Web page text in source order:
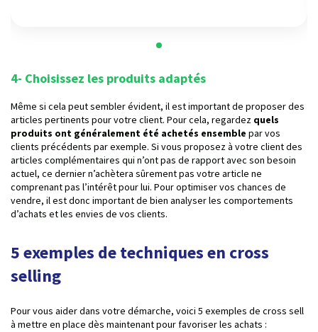
4- Choisissez les produits adaptés
Même si cela peut sembler évident, il est important de proposer des
articles pertinents pour votre client. Pour cela, regardez quels
produits ont généralement été achetés ensemble par vos
clients précédents par exemple. Si vous proposez à votre client des
articles complémentaires qui n’ont pas de rapport avec son besoin
actuel, ce dernier n’achètera sûrement pas votre article ne
comprenant pas l’intérêt pour lui. Pour optimiser vos chances de
vendre, il est donc important de bien analyser les comportements
d’achats et les envies de vos clients.
5 exemples de techniques en cross
selling
Pour vous aider dans votre démarche, voici 5 exemples de cross sell
à mettre en place dès maintenant pour favoriser les achats :